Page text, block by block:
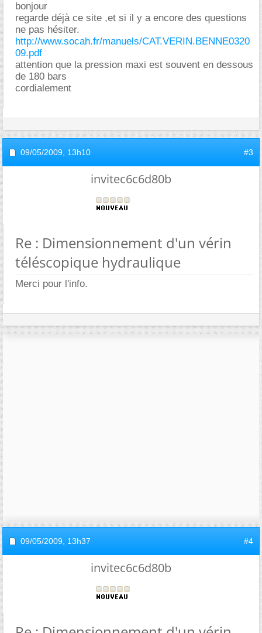
bonjour
regarde déjà ce site ,et si il y a encore des questions
ne pas hésiter.
http://www.socah.fr/manuels/CAT.VERIN.BENNE0320
09.pdf
attention que la pression maxi est souvent en dessous
de 180 bars
cordialement
09/05/2009, 13h10 #3
invitec6c6d80b
Re : Dimensionnement d'un vérin
téléscopique hydraulique
Merci pour l'info.
09/05/2009, 13h37 #4
invitec6c6d80b